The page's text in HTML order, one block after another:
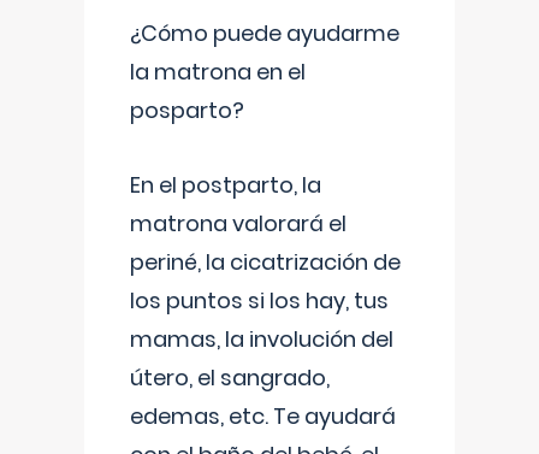
¿Cómo puede ayudarme
la matrona en el
posparto?
En el postparto, la
matrona valorará el
periné, la cicatrización de
los puntos si los hay, tus
mamas, la involución del
útero, el sangrado,
edemas, etc. Te ayudará